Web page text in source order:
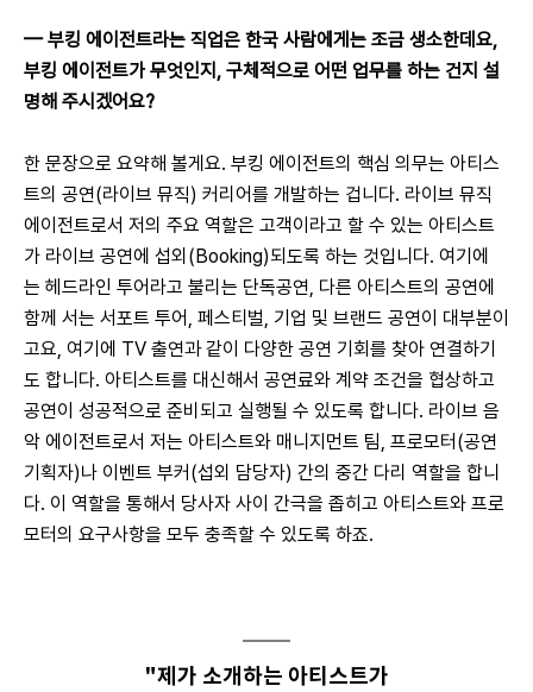
— 부킹 에이전트라는 직업은 한국 사람에게는 조금 생소한데요,
부킹 에이전트가 무엇인지, 구체적으로 어떤 업무를 하는 건지 설
명해 주시겠어요?
한 문장으로 요약해 볼게요. 부킹 에이전트의 핵심 의무는 아티스
트의 공연(라이브 뮤직) 커리어를 개발하는 겁니다. 라이브 뮤직
에이전트로서 저의 주요 역할은 고객이라고 할 수 있는 아티스트
가 라이브 공연에 섭외(Booking)되도록 하는 것입니다. 여기에
는 헤드라인 투어라고 불리는 단독공연, 다른 아티스트의 공연에
함께 서는 서포트 투어, 페스티벌, 기업 및 브랜드 공연이 대부분이
고요, 여기에 TV 출연과 같이 다양한 공연 기회를 찾아 연결하기
도 합니다. 아티스트를 대신해서 공연료와 계약 조건을 협상하고
공연이 성공적으로 준비되고 실행될 수 있도록 합니다. 라이브 음
악 에이전트로서 저는 아티스트와 매니지먼트 팀, 프로모터(공연
기획자)나 이벤트 부커(섭외 담당자) 간의 중간 다리 역할을 합니
다. 이 역할을 통해서 당사자 사이 간극을 좁히고 아티스트와 프로
모터의 요구사항을 모두 충족할 수 있도록 하죠.
"제가 소개하는 아티스트가